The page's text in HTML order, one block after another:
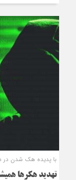
با پدیده هک شدن در
تهدید هکرها